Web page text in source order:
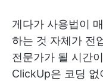
게다가 사용법이
하는 것 자체가 전
전문가가 될 시간
ClickUp은 코딩 없